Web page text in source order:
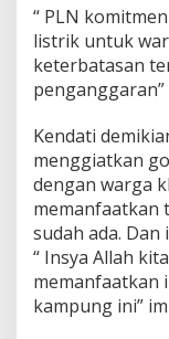
“ PLN
listrik untuk
keterbatasan
penganggaran”
Kendati
menggiatkan
dengan warga
memanfaatkan
sudah ada.
“ Insya Allah
memanfaatkan
kampung ini”